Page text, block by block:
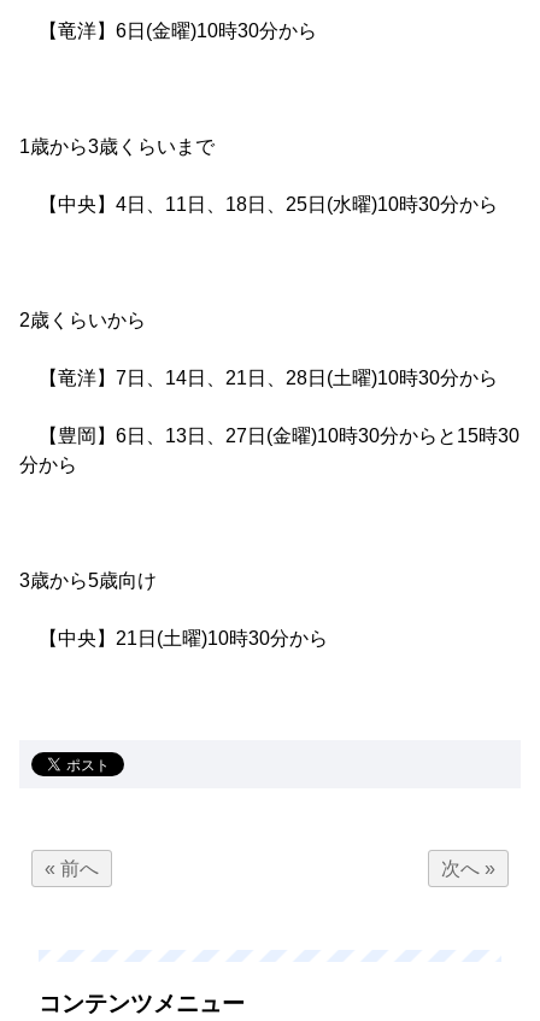
【竜洋】6日(金曜)10時30分から
1歳から3歳くらいまで
【中央】4日、11日、18日、25日(水曜)10時30分から
2歳くらいから
【竜洋】7日、14日、21日、28日(土曜)10時30分から
【豊岡】6日、13日、27日(金曜)10時30分からと15時30
分から
3歳から5歳向け
【中央】21日(土曜)10時30分から
« 前へ 次へ »
コンテンツメニュー